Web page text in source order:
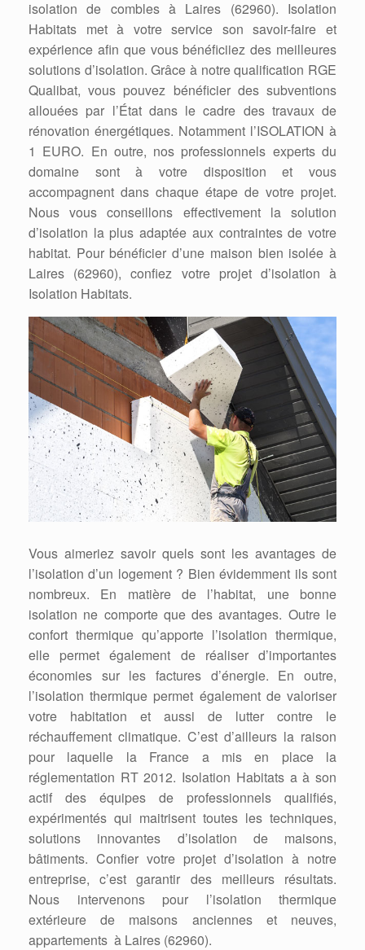
isolation de combles à Laires (62960). Isolation
Habitats met à votre service son savoir-faire et
expérience afin que vous bénéficiiez des meilleures
solutions d’isolation. Grâce à notre qualification RGE
Qualibat, vous pouvez bénéficier des subventions
allouées par l’État dans le cadre des travaux de
rénovation énergétiques. Notamment l’ISOLATION à
1 EURO. En outre, nos professionnels experts du
domaine sont à votre disposition et vous
accompagnent dans chaque étape de votre projet.
Nous vous conseillons effectivement la solution
d’isolation la plus adaptée aux contraintes de votre
habitat. Pour bénéficier d’une maison bien isolée à
Laires (62960), confiez votre projet d’isolation à
Isolation Habitats.
Vous aimeriez savoir quels sont les avantages de
l’isolation d’un logement ? Bien évidemment ils sont
nombreux. En matière de l’habitat, une bonne
isolation ne comporte que des avantages. Outre le
confort thermique qu’apporte l’isolation thermique,
elle permet également de réaliser d’importantes
économies sur les factures d’énergie. En outre,
l’isolation thermique permet également de valoriser
votre habitation et aussi de lutter contre le
réchauffement climatique. C’est d’ailleurs la raison
pour laquelle la France a mis en place la
réglementation RT 2012. Isolation Habitats a à son
actif des équipes de professionnels qualifiés,
expérimentés qui maitrisent toutes les techniques,
solutions innovantes d’isolation de maisons,
bâtiments. Confier votre projet d’isolation à notre
entreprise, c’est garantir des meilleurs résultats.
Nous intervenons pour l’isolation thermique
extérieure de maisons anciennes et neuves,
appartements à Laires (62960).